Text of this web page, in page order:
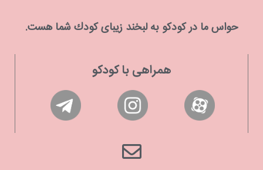
حواس ما در كودكو به لبخند زیبای كودك شما هست.
همراهی با کودکو